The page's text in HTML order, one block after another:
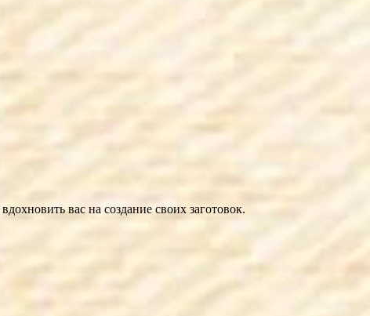
вас на создание своих заготовок.